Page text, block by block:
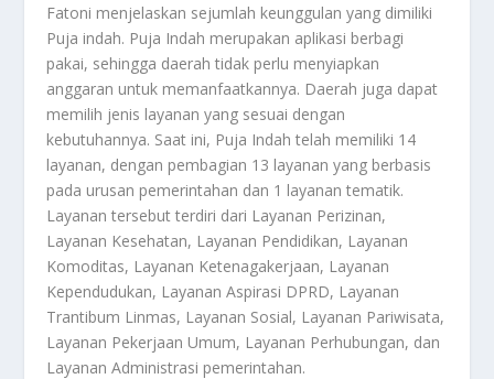
Fatoni menjelaskan sejumlah keunggulan yang dimiliki
Puja indah. Puja Indah merupakan aplikasi berbagi
pakai, sehingga daerah tidak perlu menyiapkan
anggaran untuk memanfaatkannya. Daerah juga dapat
memilih jenis layanan yang sesuai dengan
kebutuhannya. Saat ini, Puja Indah telah memiliki 14
layanan, dengan pembagian 13 layanan yang berbasis
pada urusan pemerintahan dan 1 layanan tematik.
Layanan tersebut terdiri dari Layanan Perizinan,
Layanan Kesehatan, Layanan Pendidikan, Layanan
Komoditas, Layanan Ketenagakerjaan, Layanan
Kependudukan, Layanan Aspirasi DPRD, Layanan
Trantibum Linmas, Layanan Sosial, Layanan Pariwisata,
Layanan Pekerjaan Umum, Layanan Perhubungan, dan
Layanan Administrasi pemerintahan.